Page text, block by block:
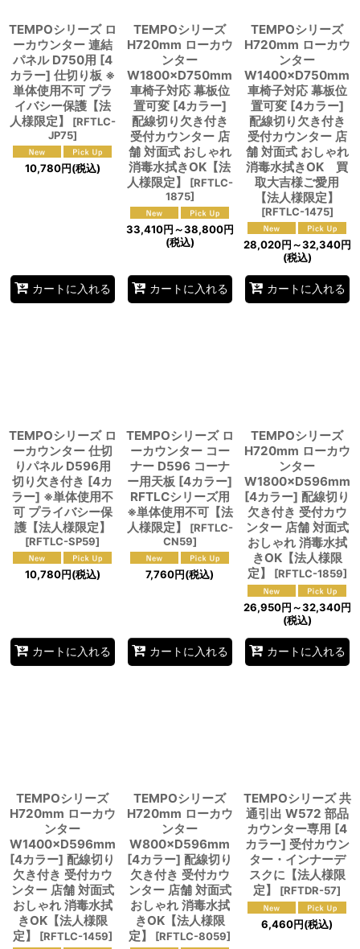
TEMPOシリーズ ロ
ーカウンター 連結
パネル D750用 [4
カラー] 仕切り板 ※
単体使用不可 プラ
イバシー保護【法
人様限定】
[RFTLC-
JP75]
10,780円(税込)
カートに入れる
TEMPOシリーズ
H720mm ローカウ
ンター
W1800×D750mm
車椅子対応 幕板位
置可変 [4カラー]
配線切り欠き付き
受付カウンター 店
舗 対面式 おしゃれ
消毒水拭きOK【法
人様限定】
[RFTLC-
1875]
33,410円～38,800円
(税込)
カートに入れる
TEMPOシリーズ
H720mm ローカウ
ンター
W1400×D750mm
車椅子対応 幕板位
置可変 [4カラー]
配線切り欠き付き
受付カウンター 店
舗 対面式 おしゃれ
消毒水拭きOK 買
取大吉様ご愛用
【法人様限定】
[RFTLC-1475]
28,020円～32,340円
(税込)
カートに入れる
TEMPOシリーズ ロ
ーカウンター 仕切
りパネル D596用
切り欠き付き [4カ
ラー] ※単体使用不
可 プライバシー保
護【法人様限定】
[RFTLC-SP59]
10,780円(税込)
カートに入れる
TEMPOシリーズ ロ
ーカウンター コー
ナー D596 コーナ
ー用天板 [4カラー]
RFTLCシリーズ用
※単体使用不可【法
人様限定】
[RFTLC-
CN59]
7,760円(税込)
カートに入れる
TEMPOシリーズ
H720mm ローカウ
ンター
W1800×D596mm
[4カラー] 配線切り
欠き付き 受付カウ
ンター 店舗 対面式
おしゃれ 消毒水拭
きOK【法人様限
定】
[RFTLC-1859]
26,950円～32,340円
(税込)
カートに入れる
TEMPOシリーズ
H720mm ローカウ
ンター
W1400×D596mm
[4カラー] 配線切り
欠き付き 受付カウ
ンター 店舗 対面式
おしゃれ 消毒水拭
きOK【法人様限
定】
[RFTLC-1459]
TEMPOシリーズ
H720mm ローカウ
ンター
W800×D596mm
[4カラー] 配線切り
欠き付き 受付カウ
ンター 店舗 対面式
おしゃれ 消毒水拭
きOK【法人様限
定】
[RFTLC-8059]
TEMPOシリーズ 共
通引出 W572 部品
カウンター専用 [4
カラー] 受付カウン
ター・インナーデ
スクに【法人様限
定】
[RFTDR-57]
6,460円(税込)